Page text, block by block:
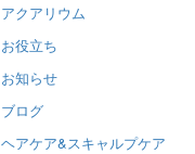
アクアリウム
お役立ち
お知らせ
ブログ
ヘアケア&スキャルプケア